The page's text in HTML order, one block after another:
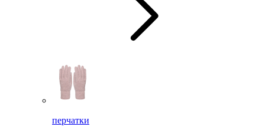
перчатки